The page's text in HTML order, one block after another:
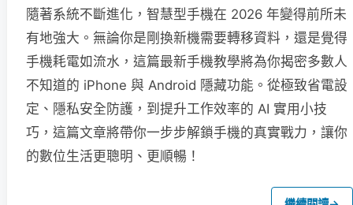
隨著系統不斷進化，智慧型手機在 2026 年變得前所未
有地強大。無論你是剛換新機需要轉移資料，還是覺得
手機耗電如流水，這篇最新手機教學將為你揭密多數人
不知道的 iPhone 與 Android 隱藏功能。從極致省電設
定、隱私安全防護，到提升工作效率的 AI 實用小技
巧，這篇文章將帶你一步步解鎖手機的真實戰力，讓你
的數位生活更聰明、更順暢！